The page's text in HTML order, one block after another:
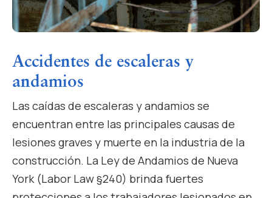
Accidentes de escaleras y
andamios
Las caídas de escaleras y andamios se
encuentran entre las principales causas de
lesiones graves y muerte en la industria de la
construcción. La Ley de Andamios de Nueva
York (Labor Law §240) brinda fuertes